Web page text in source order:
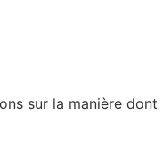
sur la manière